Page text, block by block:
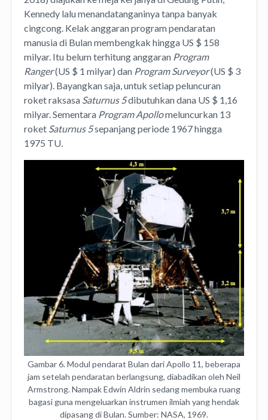
Kennedy lalu menandatanganinya tanpa banyak
cingcong. Kelak anggaran program pendaratan
manusia di Bulan membengkak hingga US $ 158
milyar. Itu belum terhitung anggaran Program
Ranger(US $ 1 milyar) dan Program Surveyor(US $ 3
milyar). Bayangkan saja, untuk setiap peluncuran
roket raksasa Saturnus 5dibutuhkan dana US $ 1,16
milyar. Sementara Program Apollomeluncurkan 13
roket Saturnus 5sepanjang periode 1967 hingga
1975 TU.
Gambar 6. Modul pendarat Bulan dari Apollo 11, beberapa
jam setelah pendaratan berlangsung, diabadikan oleh Neil
Armstrong. Nampak Edwin Aldrin sedang membuka ruang
bagasi guna mengeluarkan instrumen ilmiah yang hendak
dipasang di Bulan. Sumber: NASA, 1969.